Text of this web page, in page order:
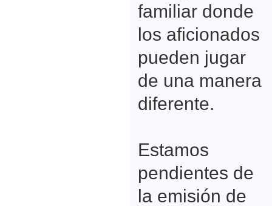
familiar donde
los aficionados
pueden jugar
de una manera
diferente.
Estamos
pendientes de
la emisión de